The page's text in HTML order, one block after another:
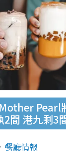
Pearl
間 港九剩3
餐廳情報